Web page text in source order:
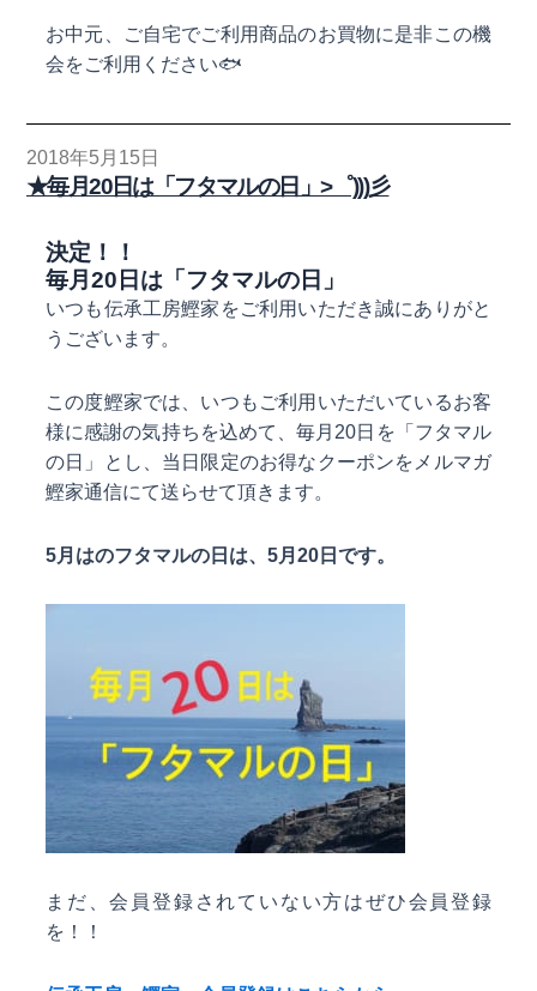
お中元、ご自宅でご利用商品のお買物に是非この機
会をご利用ください🐟
2018年5月15日
★毎月20日は「フタマルの日」>゜)))彡
決定！！
毎月20日は「フタマルの日」
いつも伝承工房鰹家をご利用いただき誠にありがと
うございます。
この度鰹家では、いつもご利用いただいているお客
様に感謝の気持ちを込めて、毎月20日を「フタマル
の日」とし、当日限定のお得なクーポンをメルマガ
鰹家通信にて送らせて頂きます。
5月はのフタマルの日は、5月20日です。
まだ、会員登録されていない方はぜひ会員登録
を！！